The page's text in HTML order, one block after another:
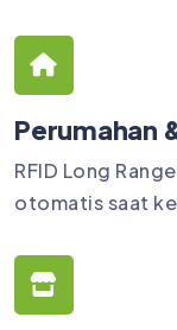
Perumahan
RFID Long
otomatis saat